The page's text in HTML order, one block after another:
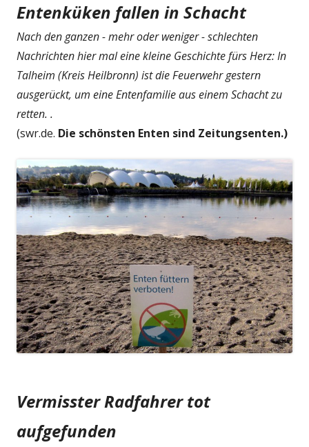
Entenküken fallen in Schacht
Nach den ganzen - mehr oder weniger - schlechten
Nachrichten hier mal eine kleine Geschichte fürs Herz: In
Talheim (Kreis Heilbronn) ist die Feuerwehr gestern
ausgerückt, um eine Entenfamilie aus einem Schacht zu
retten. .
(swr.de. Die schönsten Enten sind Zeitungsenten.)
Vermisster Radfahrer tot
aufgefunden